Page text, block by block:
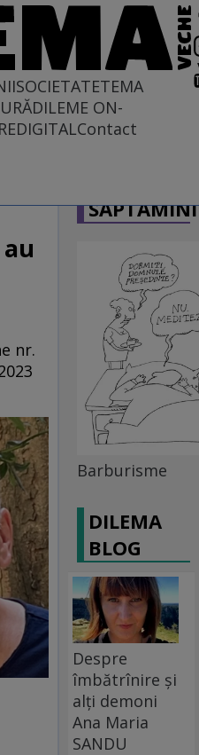
SOCIETATETEMA
DILEME ON-
DIGITALContact
nr.
Barburisme
DILEMA
BLOG
Despre
îmbătrînire și
alți demoni
Ana Maria
SANDU